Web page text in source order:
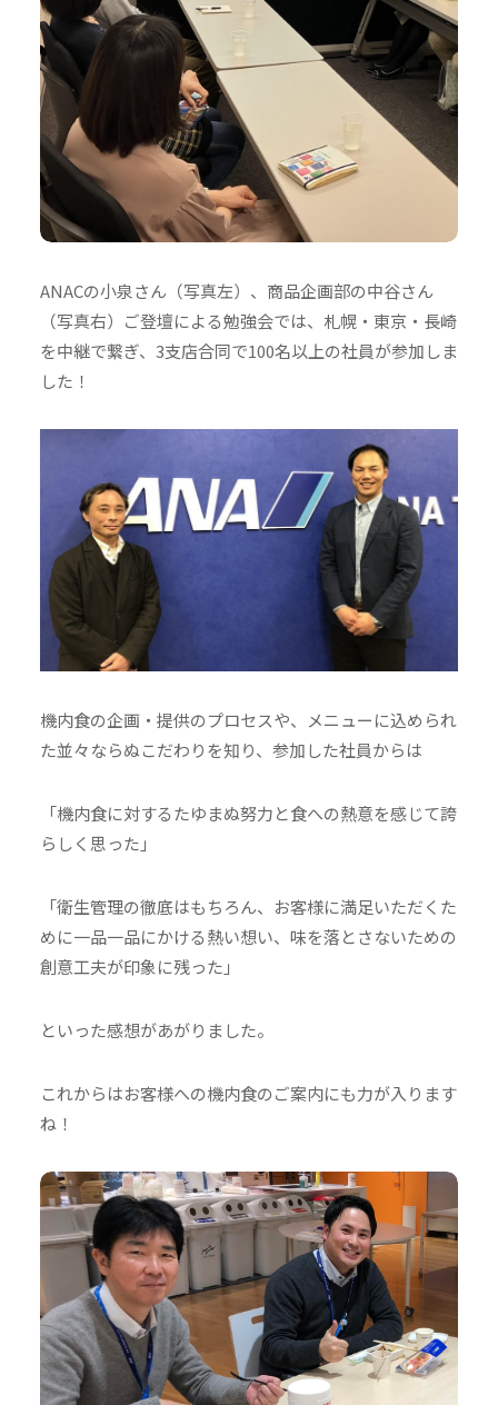
ANACの小泉さん（写真左）、商品企画部の中谷さん
（写真右）ご登壇による勉強会では、札幌・東京・長崎
を中継で繋ぎ、3支店合同で100名以上の社員が参加しま
した！
機内食の企画・提供のプロセスや、メニューに込められ
た並々ならぬこだわりを知り、参加した社員からは
「機内食に対するたゆまぬ努力と食への熱意を感じて誇
らしく思った」
「衛生管理の徹底はもちろん、お客様に満足いただくた
めに一品一品にかける熱い想い、味を落とさないための
創意工夫が印象に残った」
といった感想があがりました。
これからはお客様への機内食のご案内にも力が入ります
ね！